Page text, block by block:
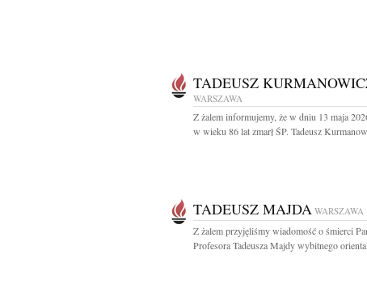
TADEUSZ
WARSZAWA
Z żalem informujemy, że w dniu 13 maja
w wieku 86 lat zmarł ŚP. Tadeusz
TADEUSZ MAJDA WARSZAWA
Z żalem przyjęliśmy wiadomość o śmierci
Profesora Tadeusza Majdy wybitnego